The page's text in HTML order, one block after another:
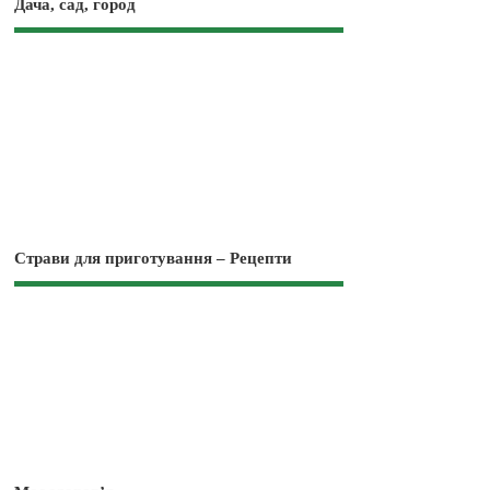
Дача, сад, город
Страви для приготування – Рецепти